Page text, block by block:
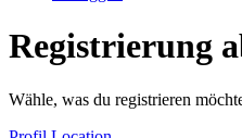
Registrierung
Wähle, was du registrieren